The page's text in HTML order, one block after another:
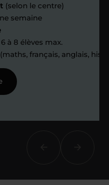
et les progrès
(selon le centre)
semaine
à 8 élèves max.
(maths, français, anglais,